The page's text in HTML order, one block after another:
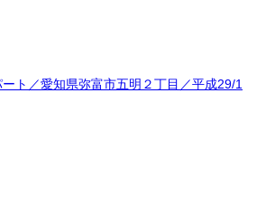
ト／愛知県弥富市五明２丁目／平成29/1